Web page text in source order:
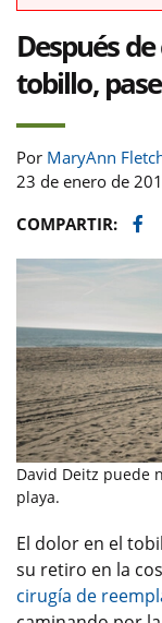
Después
tobillo,
Por MaryAnn
23 de enero de
COMPARTIR:
David Deitz puede
playa.
El dolor en el
su retiro en la
cirugía de